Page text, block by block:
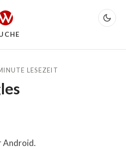
LESEZEIT
Android.